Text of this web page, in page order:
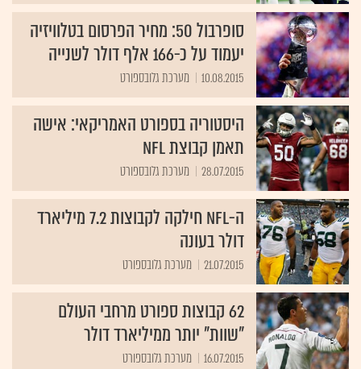
סופרבול 50: מחיר הפרסום בטלוויזיה
יעמוד על כ-166 אלף דולר לשנייה
10.08.2015 מערכת גלובספורט
היסטוריה בספורט האמריקאי: אישה
תאמן קבוצת NFL
28.07.2015 מערכת גלובספורט
ה-NFL חילקה לקבוצות 7.2 מיליארד
דולר בעונה
21.07.2015 מערכת גלובספורט
62 קבוצות ספורט מרחבי העולם
"שוות" יותר ממיליארד דולר
16.07.2015 מערכת גלובספורט